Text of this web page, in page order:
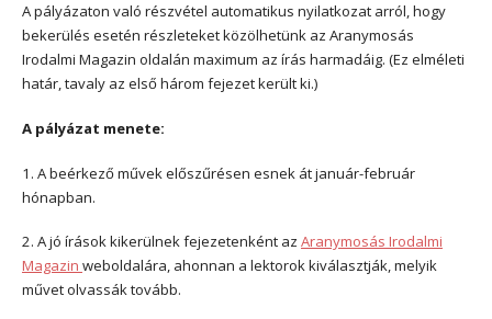
A pályázaton való részvétel automatikus nyilatkozat arról, hogy
bekerülés esetén részleteket közölhetünk az Aranymosás
Irodalmi Magazin oldalán maximum az írás harmadáig. (Ez elméleti
határ, tavaly az első három fejezet került ki.)
A pályázat menete:
1. A beérkező művek előszűrésen esnek át január-február
hónapban.
2. A jó írások kikerülnek fejezetenként az Aranymosás Irodalmi
Magazin weboldalára, ahonnan a lektorok kiválasztják, melyik
művet olvassák tovább.